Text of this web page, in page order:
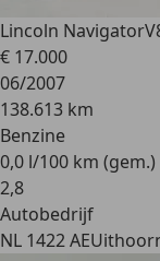
Lincoln Navigator
€ 17.000
06/2007
138.613 km
Benzine
0,0 l/100 km (gem.)
2,8
Autobedrijf
NL 1422 AE